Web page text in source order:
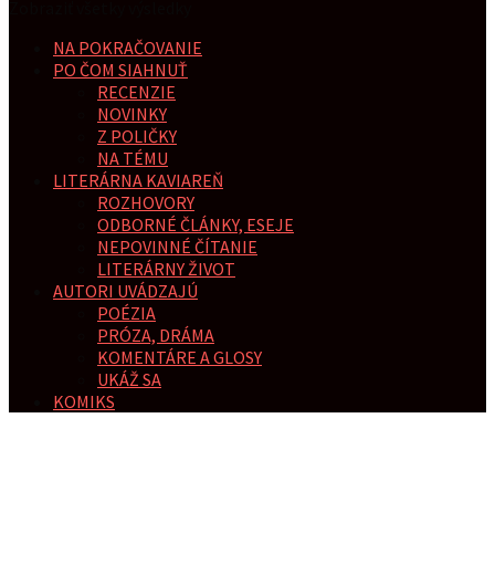
NA POKRAČOVANIE
PO ČOM SIAHNUŤ
RECENZIE
NOVINKY
Z POLIČKY
NA TÉMU
LITERÁRNA KAVIAREŇ
ROZHOVORY
ODBORNÉ ČLÁNKY, ESEJE
NEPOVINNÉ ČÍTANIE
LITERÁRNY ŽIVOT
AUTORI UVÁDZAJÚ
POÉZIA
PRÓZA, DRÁMA
KOMENTÁRE A GLOSY
UKÁŽ SA
KOMIKS